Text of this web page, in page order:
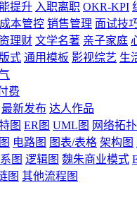
提升 入职离职 OKR-KPI
成本管控 销售管理 面试技
理财 文学名著 亲子家庭
式 通用模板 影视综艺 生
费
最新发布 达人作品
图 ER图 UML图 网络拓
电路图 图表/表格 架构图
图 逻辑图 魏朱商业模式
图 其他流程图